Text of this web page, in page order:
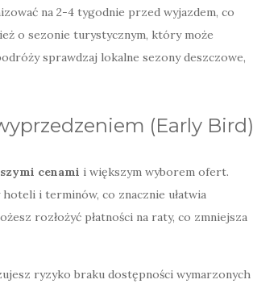
na 2-4 tygodnie przed wyjazdem, co
o sezonie turystycznym, który może
sprawdzaj lokalne sezony deszczowe,
(Early Bird)
cenami i większym wyborem ofert.
i terminów, co znacznie ułatwia
rozłożyć płatności na raty, co zmniejsza
ryzyko braku dostępności wymarzonych